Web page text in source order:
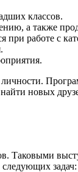
классов.
а также
при работе с
новых
Таковыми
задач: